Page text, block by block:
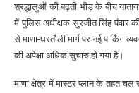
श्रद्धालुओं की बढ़ती भीड़ के बीच
में पुलिस अधीक्षक सुरजीत सिंह पंवार
से माणा-घस्तौली मार्ग पर नई पार्किंग
की अपेक्षा अधिक सुचारु हो गया है।
माणा क्षेत्र में मास्टर प्लान के तहत चल